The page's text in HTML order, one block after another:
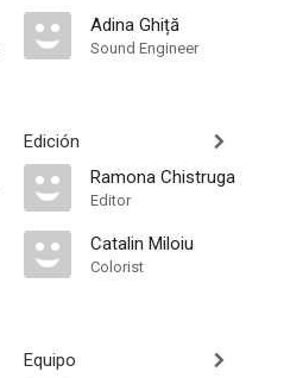
Adina Ghiță
Sound Engineer
Edición
Ramona Chistruga
Editor
Catalin Miloiu
Colorist
Equipo